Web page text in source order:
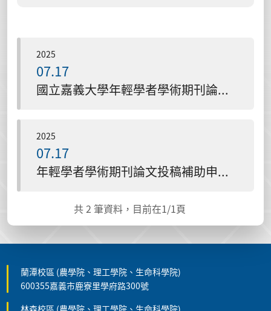
2025
07.17
國立嘉義大學年輕學者學術期刊論文投稿補助與研習實施計畫
2025
07.17
年輕學者學術期刊論文投稿補助申請表
共2 筆資料，目前在1/1頁
蘭潭校區 (農學院、理工學院、生命科學院)
600355嘉義市鹿寮里學府路300號
林森校區 (農學院、理工學院、生命科學院)